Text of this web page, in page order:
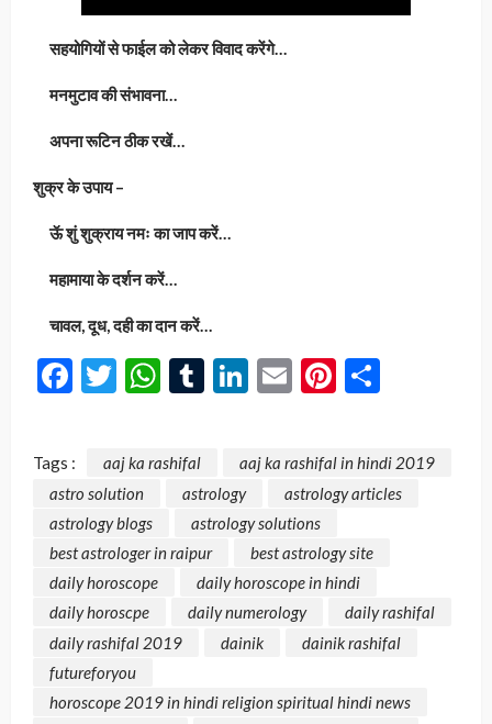
सहयोगियों से फाईल को लेकर विवाद करेंगे…
मनमुटाव की संभावना…
अपना रूटिन ठीक रखें…
शुक्र के उपाय –
ऊॅ शुं शुक्राय नमः का जाप करें…
महामाया के दर्शन करें…
चावल, दूध, दही का दान करें…
Facebook
Twitter
WhatsApp
Tumblr
LinkedIn
EmailPinterest
Tags : aaj ka rashifal
aaj ka rashifal in hindi 2019
astro solution
astrology
astrology articles
astrology blogs
astrology solutions
best astrologer in raipur
best astrology site
daily horoscope
daily horoscope in hindi
daily horoscpe
daily numerology
daily rashifal
daily rashifal 2019
dainik
dainik rashifal
futureforyou
horoscope 2019 in hindi religion spiritual hindi news